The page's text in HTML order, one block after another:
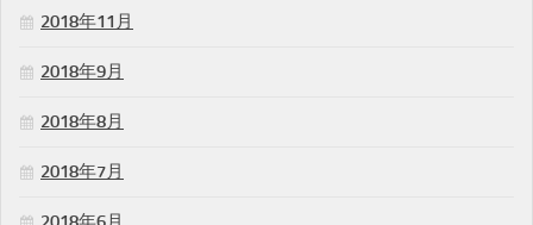
2018年11月
2018年9月
2018年8月
2018年7月